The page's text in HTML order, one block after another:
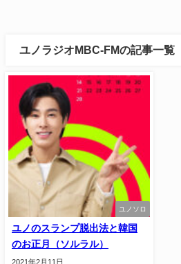
ユノラジオMBC-FMの記事一覧
ユノソロ
ユノのスランプ脱出法と韓国
のお正月（ソルラル）
2021年2月11日